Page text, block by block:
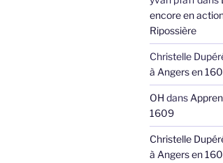
encore en
Ripossière
Christelle
à Angers en
OH dans
1609
Christelle
à Angers en